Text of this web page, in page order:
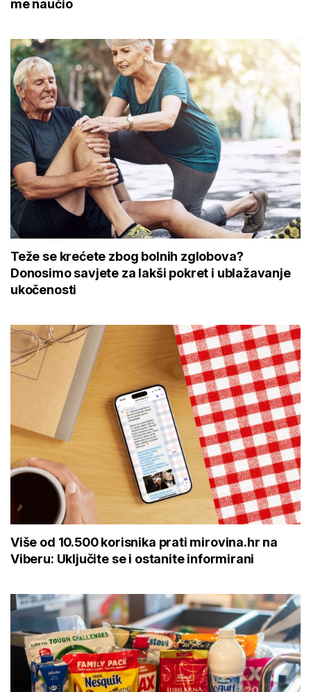
me naučio
Teže se krećete zbog bolnih zglobova?
Donosimo savjete za lakši pokret i ublažavanje
ukočenosti
Više od 10.500 korisnika prati mirovina.hr na
Viberu: Uključite se i ostanite informirani